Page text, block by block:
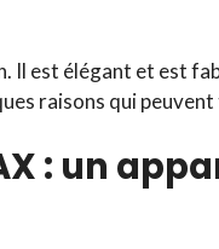
Il est élégant et est
raisons qui peuvent
: un